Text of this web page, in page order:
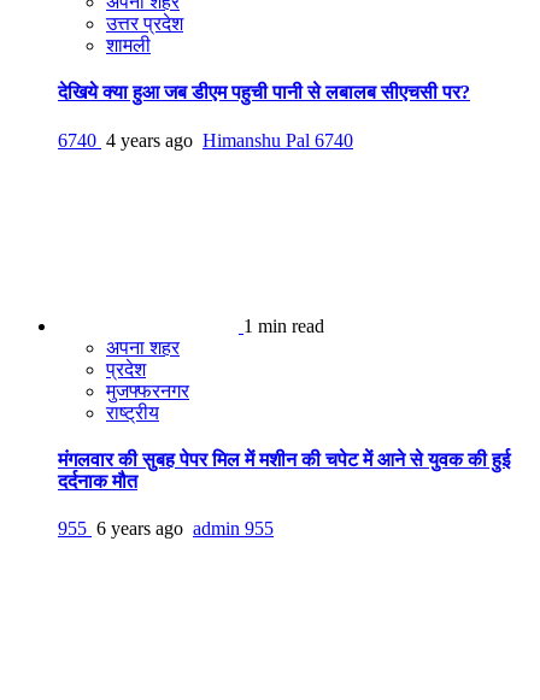
उत्तर प्रदेश
शामली
देखिये क्या हुआ जब डीएम पहुची पानी से लबालब सीएचसी पर?
6740 4 years ago Himanshu Pal 6740
1 min read
अपना शहर
प्रदेश
मुजफ्फरनगर
राष्ट्रीय
मंगलवार की सुबह पेपर मिल में मशीन की चपेट में आने से युवक की हुई
दर्दनाक मौत
955 6 years ago admin 955